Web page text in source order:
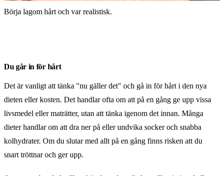
Börja lagom hårt och var realistisk.
Du går in för hårt
Det är vanligt att tänka "nu gäller det" och gå in för hårt i den nya
dieten eller kosten. Det handlar ofta om att på en gång ge upp vissa
livsmedel eller maträtter, utan att tänka igenom det innan. Många
dieter handlar om att dra ner på eller undvika socker och snabba
kolhydrater. Om du slutar med allt på en gång finns risken att du
snart tröttnar och ger upp.